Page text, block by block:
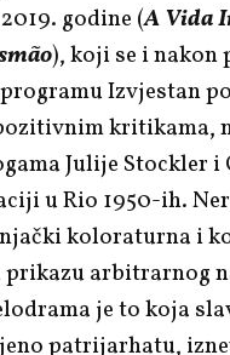
godine (A Vida
), koji se i nakon
Izvjestan
kritikama,
Julije Stockler i
u Rio 1950-ih.
koloraturna i
prikazu arbitrarnog
je to koja
patrijarhatu,